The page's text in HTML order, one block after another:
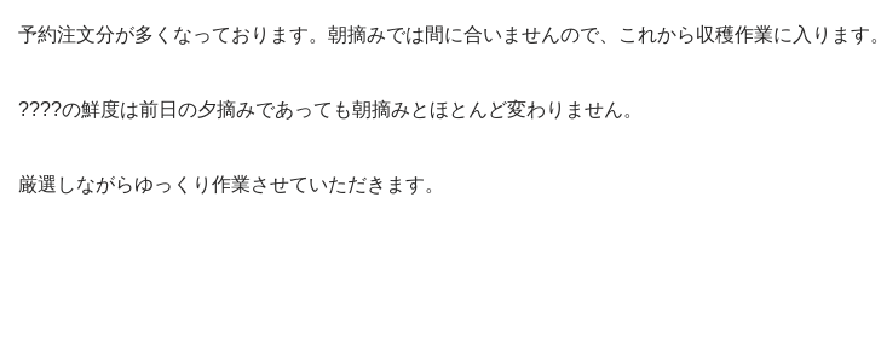
予約注文分が多くなっております。朝摘みでは間に合いませんので、これから収穫作業に入ります。
????の鮮度は前日の夕摘みであっても朝摘みとほとんど変わりません。
厳選しながらゆっくり作業させていただきます。